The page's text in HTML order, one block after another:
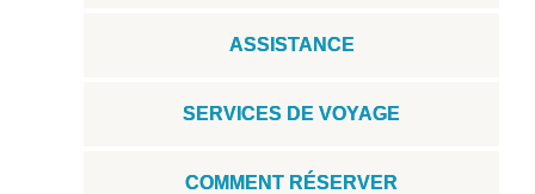
ASSISTANCE
SERVICES DE VOYAGE
COMMENT RÉSERVER